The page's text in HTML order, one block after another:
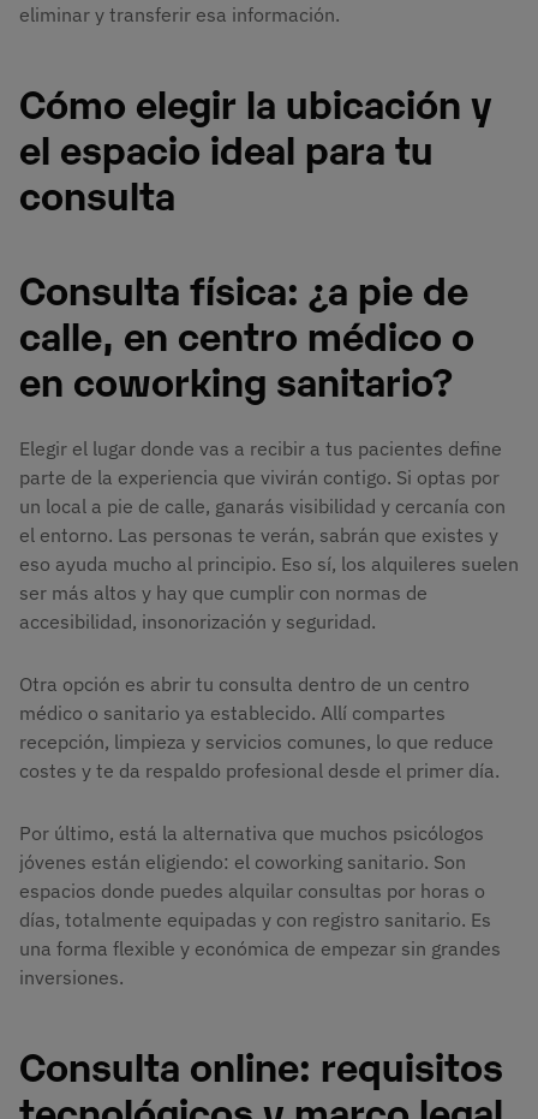
eliminar y transferir esa información.
Cómo elegir la ubicación y
el espacio ideal para tu
consulta
Consulta física: ¿a pie de
calle, en centro médico o
en coworking sanitario?
Elegir el lugar donde vas a recibir a tus pacientes define
parte de la experiencia que vivirán contigo. Si optas por
un local a pie de calle, ganarás visibilidad y cercanía con
el entorno. Las personas te verán, sabrán que existes y
eso ayuda mucho al principio. Eso sí, los alquileres suelen
ser más altos y hay que cumplir con normas de
accesibilidad, insonorización y seguridad.
Otra opción es abrir tu consulta dentro de un centro
médico o sanitario ya establecido. Allí compartes
recepción, limpieza y servicios comunes, lo que reduce
costes y te da respaldo profesional desde el primer día.
Por último, está la alternativa que muchos psicólogos
jóvenes están eligiendo: el coworking sanitario. Son
espacios donde puedes alquilar consultas por horas o
días, totalmente equipadas y con registro sanitario. Es
una forma flexible y económica de empezar sin grandes
inversiones.
Consulta online: requisitos